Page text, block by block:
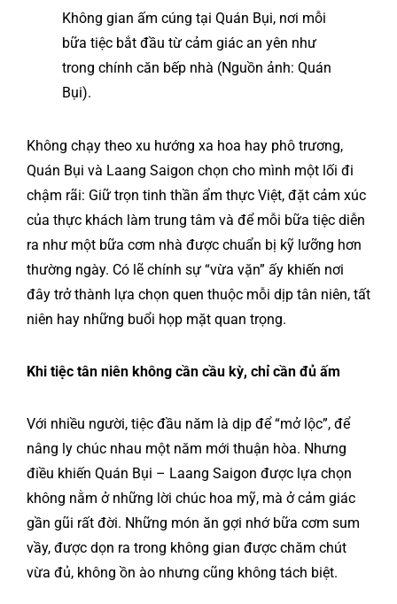
Không gian ấm cúng tại Quán Bụi, nơi mỗi
bữa tiệc bắt đầu từ cảm giác an yên như
trong chính căn bếp nhà (Nguồn ảnh: Quán
Bụi).
Không chạy theo xu hướng xa hoa hay phô trương,
Quán Bụi và Laang Saigon chọn cho mình một lối đi
chậm rãi: Giữ trọn tinh thần ẩm thực Việt, đặt cảm xúc
của thực khách làm trung tâm và để mỗi bữa tiệc diễn
ra như một bữa cơm nhà được chuẩn bị kỹ lưỡng hơn
thường ngày. Có lẽ chính sự “vừa vặn” ấy khiến nơi
đây trở thành lựa chọn quen thuộc mỗi dịp tân niên, tất
niên hay những buổi họp mặt quan trọng.
Khi tiệc tân niên không cần cầu kỳ, chỉ cần đủ ấm
Với nhiều người, tiệc đầu năm là dịp để “mở lộc”, để
nâng ly chúc nhau một năm mới thuận hòa. Nhưng
điều khiến Quán Bụi – Laang Saigon được lựa chọn
không nằm ở những lời chúc hoa mỹ, mà ở cảm giác
gần gũi rất đời. Những món ăn gợi nhớ bữa cơm sum
vầy, được dọn ra trong không gian được chăm chút
vừa đủ, không ồn ào nhưng cũng không tách biệt.